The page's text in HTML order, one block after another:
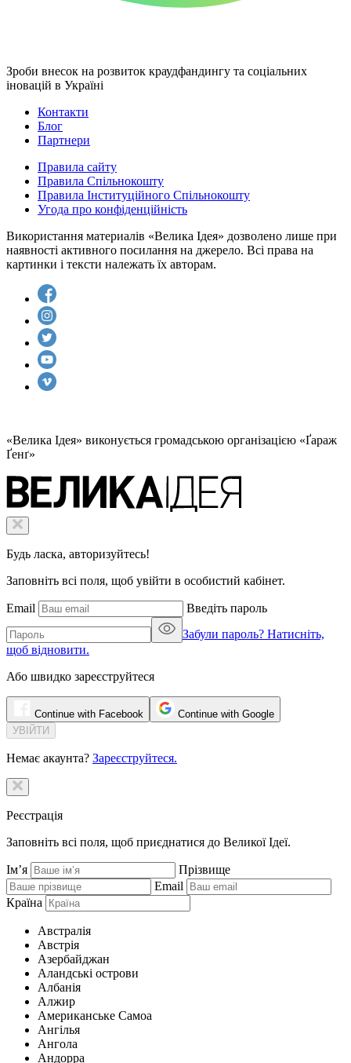
Зроби внесок на розвиток краудфандингу та соціальних
іновацій в Україні
Контакти
Блог
Партнери
Правила сайту
Правила Спільнокошту
Правила Інституційного Спільнокошту
Угода про конфіденційність
Використання материалів «Велика Ідея» дозволено лише при
наявності активного посилання на джерело. Всі права на
картинки і тексти належать їх авторам.
«Велика Ідея» виконується громадською організацією «Ґараж
Ґенґ»
Будь ласка, авторизуйтесь!
Заповніть всі поля, щоб увійти в особистий кабінет.
Email
Введіть пароль
Забули пароль? Натисніть,
щоб відновити.
Або швидко зареєструйтеся
Continue with Facebook Continue with Google
Немає акаунта? Зареєструйтеся.
Реєстрація
Заповніть всі поля, щоб приєднатися до Великої Ідеї.
Ім’я
Прізвище
Email
Країна
Австралія
Австрія
Азербайджан
Аландські острови
Албанія
Алжир
Американське Самоа
Ангілья
Ангола
Андорра